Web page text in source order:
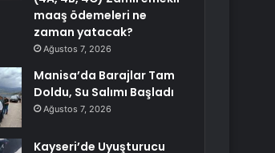
maaş ödemeleri ne
zaman yatacak?
Ağustos 7, 2026
Manisa’da Barajlar Tam
Doldu, Su Salımı Başladı
Ağustos 7, 2026
Kayseri’de Uyuşturucu